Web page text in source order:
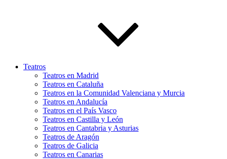
Teatros
Teatros en Madrid
Teatros en Cataluña
Teatros en la Comunidad Valenciana y Murcia
Teatros en Andalucía
Teatros en el País Vasco
Teatros en Castilla y León
Teatros en Cantabria y Asturias
Teatros de Aragón
Teatros de Galicia
Teatros en Canarias